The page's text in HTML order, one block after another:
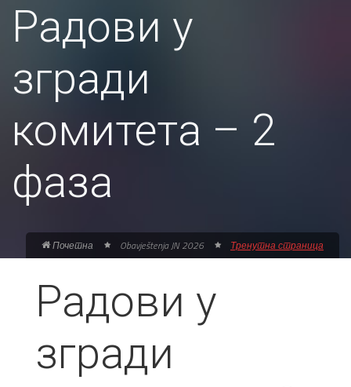
Радови у
згради
комитета – 2
фаза
Почетна Obavještenja JN 2026 Тренутна страница
Радови у
згради